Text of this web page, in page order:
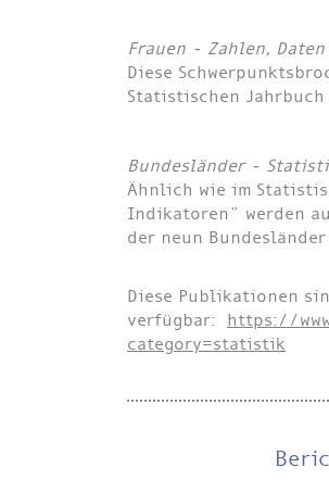
Frauen - Zahlen,
Diese
Statistischen
Bundesländer -
Ähnlich wie im
Indikatoren” werden
der neun
Diese Publikationen
verfügbar: https://
category=statistik